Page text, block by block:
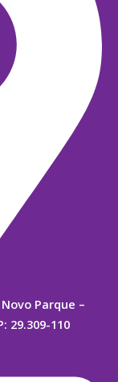
Parque –
29.309-110